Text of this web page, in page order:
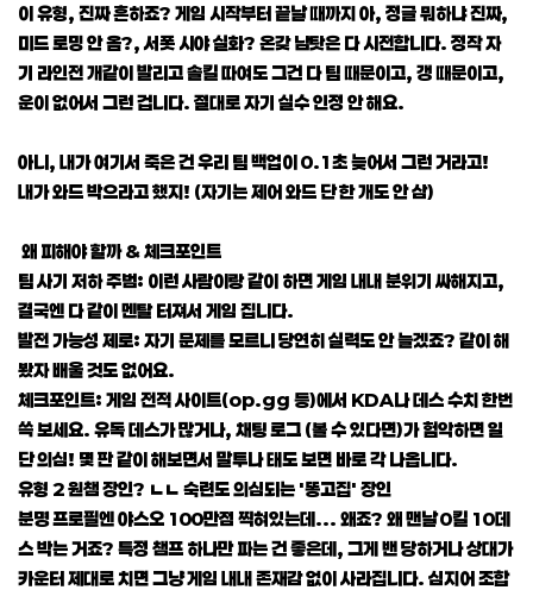
이 유형, 진짜 흔하죠? 게임 시작부터 끝날 때까지 아, 정글 뭐하냐 진짜,
미드 로밍 안 옴?, 서폿 시야 실화? 온갖 남탓은 다 시전합니다. 정작 자
기 라인전 개같이 발리고 솔킬 따여도 그건 다 팀 때문이고, 갱 때문이고,
운이 없어서 그런 겁니다. 절대로 자기 실수 인정 안 해요.
아니, 내가 여기서 죽은 건 우리 팀 백업이 0.1초 늦어서 그런 거라고!
내가 와드 박으라고 했지! (자기는 제어 와드 단 한 개도 안 삼)
왜 피해야 할까 & 체크포인트
팀 사기 저하 주범: 이런 사람이랑 같이 하면 게임 내내 분위기 싸해지고,
결국엔 다 같이 멘탈 터져서 게임 집니다.
발전 가능성 제로: 자기 문제를 모르니 당연히 실력도 안 늘겠죠? 같이 해
봤자 배울 것도 없어요.
체크포인트: 게임 전적 사이트(op.gg 등)에서 KDA나 데스 수치 한번
쓱 보세요. 유독 데스가 많거나, 채팅 로그 (볼 수 있다면)가 험악하면 일
단 의심! 몇 판 같이 해보면서 말투나 태도 보면 바로 각 나옵니다.
유형 2 원챔 장인? ㄴㄴ 숙련도 의심되는 '똥고집' 장인
분명 프로필엔 야스오 100만점 찍혀있는데... 왜죠? 왜 맨날 0킬 10데
스 박는 거죠? 특정 챔프 하나만 파는 건 좋은데, 그게 밴 당하거나 상대가
카운터 제대로 치면 그냥 게임 내내 존재감 없이 사라집니다. 심지어 조합